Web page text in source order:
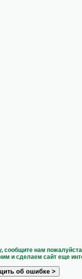
сообщите нам
и сделаем сайт еще